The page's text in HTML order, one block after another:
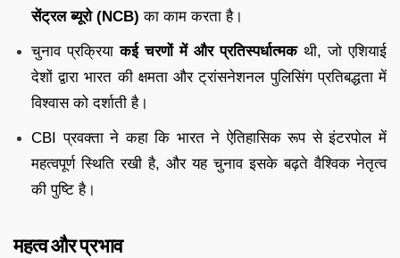
सेंट्रल ब्यूरो (NCB) का काम करता है।
चुनाव प्रक्रियाकई चरणों में और प्रतिस्पर्धात्मकथी, जो एशियाई
देशों द्वारा भारत की क्षमता और ट्रांसनेशनल पुलिसिंग प्रतिबद्धता में
विश्वास को दर्शाती है।
CBI प्रवक्ता ने कहा कि भारत ने ऐतिहासिक रूप से इंटरपोल में
महत्वपूर्ण स्थिति रखी है, और यह चुनाव इसके बढ़ते वैश्विक नेतृत्व
की पुष्टि है।
महत्व और प्रभाव